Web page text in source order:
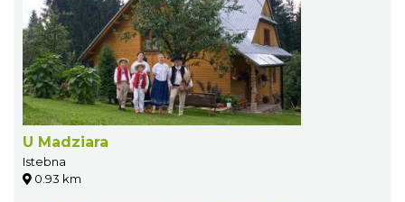
U Madziara
Istebna
0.93 km